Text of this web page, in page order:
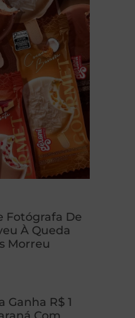
Fotógrafa De
À Queda
Morreu
Ganha R$ 1